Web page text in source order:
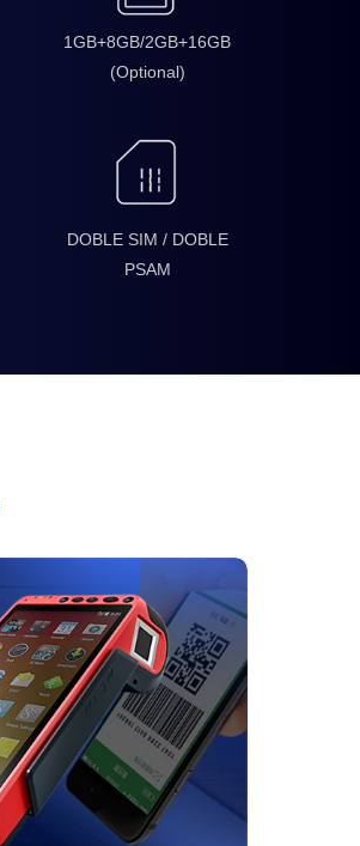
1GB+8GB/2GB+16GB
(Optional)
DOBLE SIM / DOBLE
PSAM